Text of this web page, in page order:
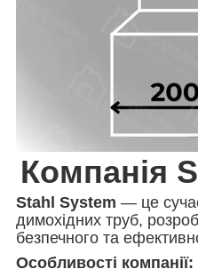
Компанія
Stahl System — це
димохідних труб,
безпечного та
Особливості компанії: